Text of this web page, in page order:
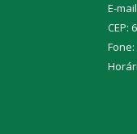
E-
CEP:
Fone: